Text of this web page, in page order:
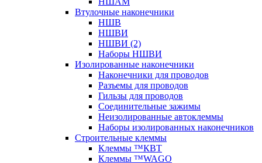
Втулочные наконечники
НШВ
НШВИ
НШВИ (2)
Наборы НШВИ
Изолированные наконечники
Наконечники для проводов
Разъемы для проводов
Гильзы для проводов
Соединительные зажимы
Неизолированные автоклеммы
Наборы изолированных наконечников
Строительные клеммы
Клеммы ™КВТ
Клеммы ™WAGO